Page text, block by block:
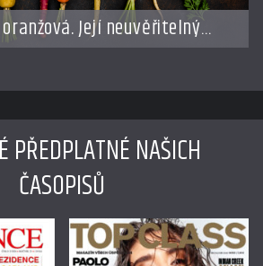
Její neuvěřitelný
barvou
PŘEDPLATNÉ NAŠICH
ČASOPISŮ